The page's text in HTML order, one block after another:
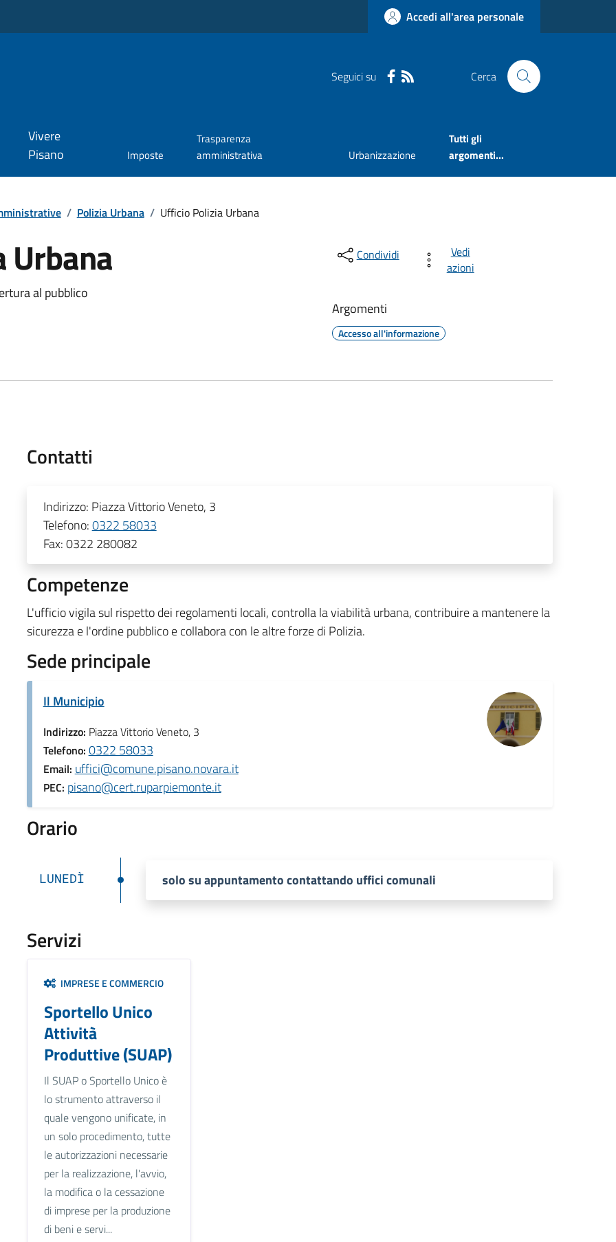
Accedi all'area personale
Seguici su Cerca
Vivere
Pisano
Imposte
Trasparenza
amministrativa
Urbanizzazione
Tutti gli
argomenti...
/ Polizia Urbana / Ufficio Polizia Urbana
Urbana
al pubblico
Condividi
Vedi
azioni
Argomenti
Accesso all'informazione
Contatti
Indirizzo: Piazza Vittorio Veneto, 3
Telefono:0322 58033
Fax:0322 280082
Competenze
L'ufficio vigila sul rispetto dei regolamenti locali, controlla la viabilità urbana, contribuire a mantenere la
sicurezza e l'ordine pubblico e collabora con le altre forze di Polizia.
Sede principale
Il Municipio
Indirizzo: Piazza Vittorio Veneto, 3
Telefono: 0322 58033
Email: uffici@comune.pisano.novara.it
PEC: pisano@cert.ruparpiemonte.it
Orario
LUNEDÌ solo su appuntamento contattando uffici comunali
Servizi
IMPRESE E COMMERCIO
Sportello Unico
Attività
Produttive (SUAP)
Il SUAP o Sportello Unico è
lo strumento attraverso il
quale vengono unificate, in
un solo procedimento, tutte
le autorizzazioni necessarie
per la realizzazione, l'avvio,
la modifica o la cessazione
di imprese per la produzione
di beni e servi...